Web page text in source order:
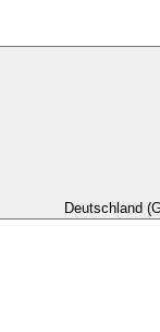
Deutschland